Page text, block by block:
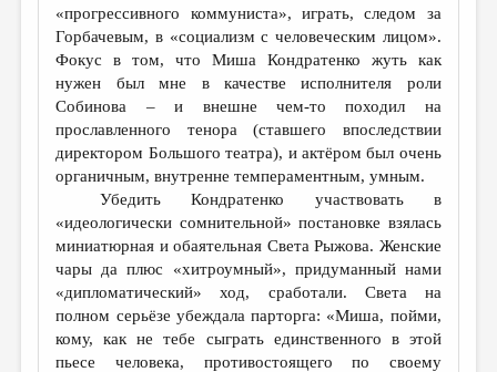
«прогрессивного коммуниста», играть, следом за
Горбачевым, в «социализм с человеческим лицом».
Фокус в том, что Миша Кондратенко жуть как
нужен был мне в качестве исполнителя роли
Собинова – и внешне чем-то походил на
прославленного тенора (ставшего впоследствии
директором Большого театра), и актёром был очень
органичным, внутренне темпераментным, умным.
Убедить Кондратенко участвовать в
«идеологически сомнительной» постановке взялась
миниатюрная и обаятельная Света Рыжова. Женские
чары да плюс «хитроумный», придуманный нами
«дипломатический» ход, сработали. Света на
полном серьёзе убеждала парторга: «Миша, пойми,
кому, как не тебе сыграть единственного в этой
пьесе человека, противостоящего по своему